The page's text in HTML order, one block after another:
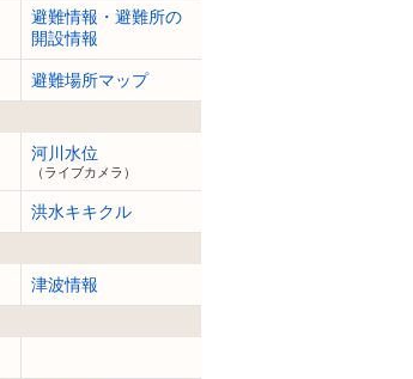
避難情報・避難所の
開設情報
避難場所マップ
河川水位
（ライブカメラ）
洪水キキクル
津波情報